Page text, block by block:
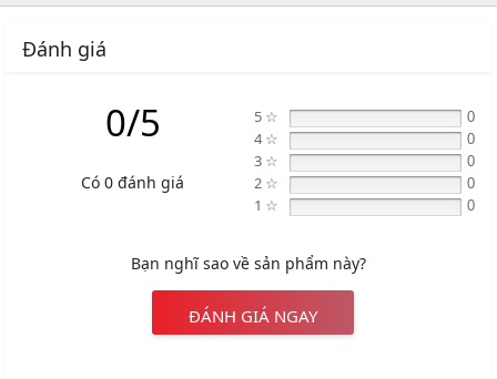
Đánh giá
0/5
Có 0 đánh giá
5 ☆ 0
4 ☆ 0
3 ☆ 0
2 ☆ 0
1 ☆ 0
Bạn nghĩ sao về sản phẩm này?
ĐÁNH GIÁ NGAY